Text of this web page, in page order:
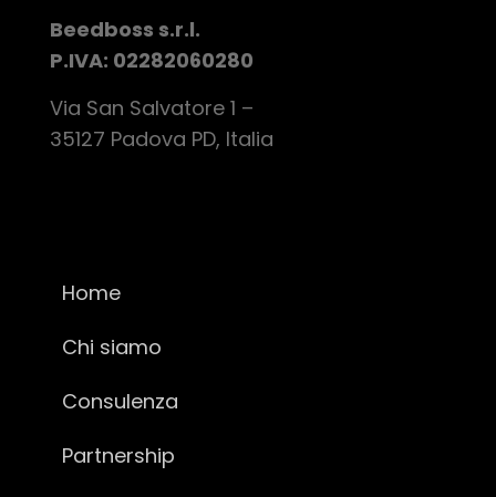
Beedboss s.r.l.
P.IVA: 02282060280
Via San Salvatore 1 –
35127 Padova PD, Italia
Home
Chi siamo
Consulenza
Partnership